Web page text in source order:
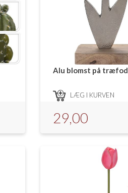
Alu blomst på træfod
LÆG I KURVEN
29,00